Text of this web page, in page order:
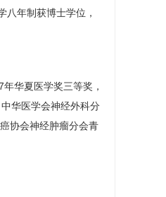
八年制获博士学位，
华夏医学奖三等奖，
华医学会神经外科分
协会神经肿瘤分会青